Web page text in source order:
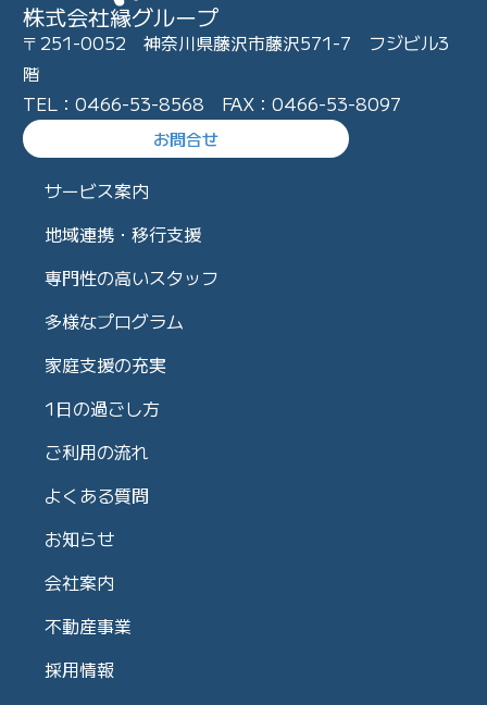
株式会社縁グループ
〒251-0052 神奈川県藤沢市藤沢571-7 フジビル3
階
TEL：0466-53-8568 FAX：0466-53-8097
お問合せ
サービス案内
地域連携・移行支援
専門性の高いスタッフ
多様なプログラム
家庭支援の充実
1日の過ごし方
ご利用の流れ
よくある質問
お知らせ
会社案内
不動産事業
採用情報